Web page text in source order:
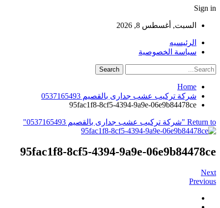
Sign in
السبت, أغسطس 8, 2026
الرئيسيه
سياسة الخصوصية
Home
شركة تركيب عشب جدارى بالقصيم 0537165493
95fac1f8-8cf5-4394-9a9e-06e9b84478ce
Return to "شركة تركيب عشب جدارى بالقصيم 0537165493"
95fac1f8-8cf5-4394-9a9e-06e9b84478ce
Next
Previous